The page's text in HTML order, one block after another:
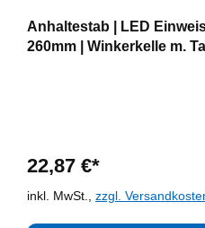
Anhaltestab | LED
260mm | Winkerkelle m.
22,87 €*
inkl. MwSt., zzgl.